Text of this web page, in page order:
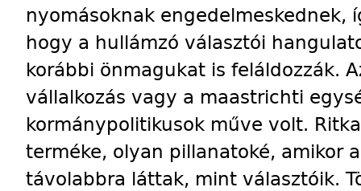
nyomásoknak engedelmeskednek,
hogy a hullámzó választói
korábbi önmagukat is feláldozzák.
vállalkozás vagy a maastrichti
kormánypolitikusok műve volt.
terméke, olyan pillanatoké, amikor
távolabbra láttak, mint választóik.